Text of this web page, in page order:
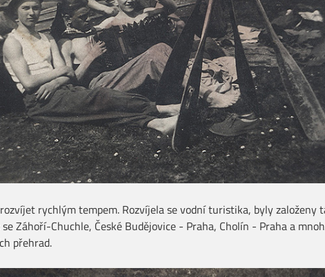
rychlým tempem. Rozvíjela se vodní turistika, byly
Záhoří-Chuchle, České Budějovice - Praha, Cholín - Praha a
přehrad.